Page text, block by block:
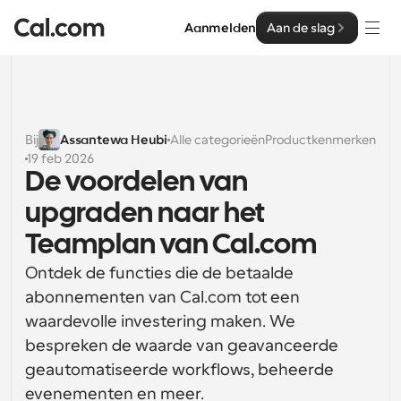
Aanmelden Aan de slag
Oplossingen
Op teamgrootte
Voor individuen
Persoonlijke planning eenvoudig gemaakt
Voor Teams
Samenwerkingsplanning voor groepen
Voor organisaties
Grotere teamsplanning voor meer controle en
beveiliging
Voor ondernemingen
Enterprise
Ontwikkelaar
Ontwikkelaarsdocumentatie
Documentatie voor het Cal.com-platform
API
Hulpbronnen
Lettertype: Cal Sans UI & tekst
Ons eigen variabele lettertype voor
Cal.ai
Prijzen
Bij Assantewa Heubi Alle categorieënProductkenmerken
19 feb 2026
De voordelen van
upgraden naar het
Teamplan van Cal.com
Ontdek de functies die de betaalde
abonnementen van Cal.com tot een
waardevolle investering maken. We
bespreken de waarde van geavanceerde
geautomatiseerde workflows, beheerde
evenementen en meer.